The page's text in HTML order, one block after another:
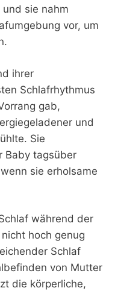
sie nahm
vor, um
ihrer
Schlafrhythmus
gab,
und
Sie
Baby tagsüber
sie erholsame
während der
hoch genug
Schlaf
von Mutter
die körperliche,